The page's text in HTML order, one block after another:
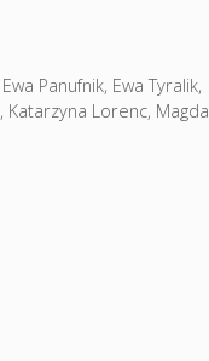
Ewa Panufnik, Ewa Tyralik,
, Katarzyna Lorenc, Magda